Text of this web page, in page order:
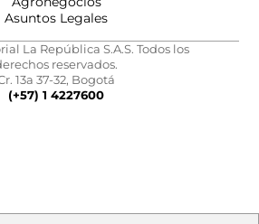
Asuntos Legales
La República S.A.S. Todos los
reservados.
13a 37-32, Bogotá
(+57) 1 4227600